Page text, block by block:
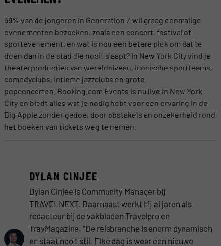
59% van de jongeren in Generation Z wil graag eenmalige
evenementen bezoeken, zoals een concert, festival of
sportevenement, en wat is nou een betere plek om dat te
doen dan in de stad die nooit slaapt? In New York City vind je
theaterproducties van wereldniveau, iconische sportteams,
comedyclubs, intieme jazzclubs en grote
popconcerten. Booking.com Events is nu live in New York
City en biedt alles wat je nodig hebt voor een ervaring in de
Big Apple zonder gedoe, door obstakels en onzekerheid rond
het boeken van tickets weg te nemen.
DYLAN CINJEE
Dylan Cinjee is Community Manager bij
TRAVELNEXT. Daarnaast werkt hij al jaren als
redacteur bij de vakbladen Travelpro en
TravMagazine. “De reisbranche is enorm dynamisch
en staat nooit stil. Elke dag is weer een nieuwe